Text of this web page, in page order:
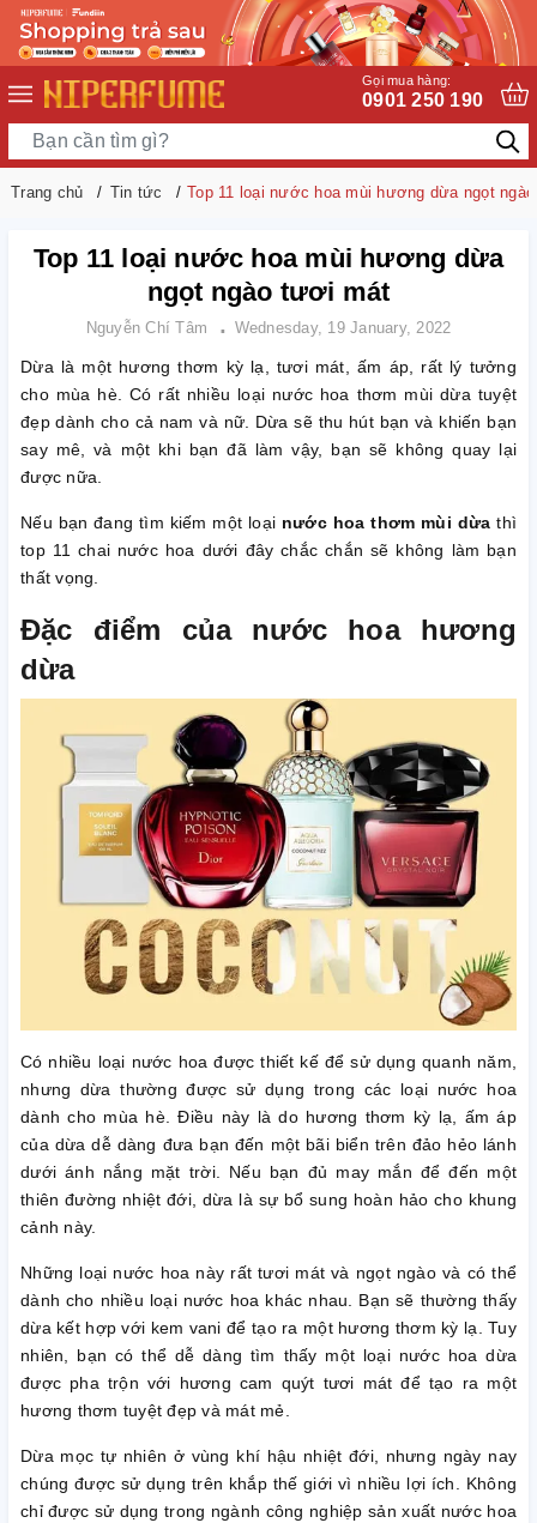
Gọi mua hàng:
0901 250 190
Trang chủ Tin tức Top 11 loại nước hoa mùi hương dừa ngọt
Top 11 loại nước hoa mùi hương dừa
ngọt ngào tươi mát
Nguyễn Chí Tâm Wednesday, 19 January, 2022
Dừa là một hương thơm kỳ lạ, tươi mát, ấm áp, rất lý tưởng
cho mùa hè. Có rất nhiều loại nước hoa thơm mùi dừa tuyệt
đẹp dành cho cả nam và nữ. Dừa sẽ thu hút bạn và khiến bạn
say mê, và một khi bạn đã làm vậy, bạn sẽ không quay lại
được nữa.
Nếu bạn đang tìm kiếm một loại nước hoa thơm mùi dừa thì
top 11 chai nước hoa dưới đây chắc chắn sẽ không làm bạn
thất vọng.
Đặc điểm của nước hoa hương
dừa
Có nhiều loại nước hoa được thiết kế để sử dụng quanh năm,
nhưng dừa thường được sử dụng trong các loại nước hoa
dành cho mùa hè. Điều này là do hương thơm kỳ lạ, ấm áp
của dừa dễ dàng đưa bạn đến một bãi biển trên đảo hẻo lánh
dưới ánh nắng mặt trời. Nếu bạn đủ may mắn để đến một
thiên đường nhiệt đới, dừa là sự bổ sung hoàn hảo cho khung
cảnh này.
Những loại nước hoa này rất tươi mát và ngọt ngào và có thể
dành cho nhiều loại nước hoa khác nhau. Bạn sẽ thường thấy
dừa kết hợp với kem vani để tạo ra một hương thơm kỳ lạ. Tuy
nhiên, bạn có thể dễ dàng tìm thấy một loại nước hoa dừa
được pha trộn với hương cam quýt tươi mát để tạo ra một
hương thơm tuyệt đẹp và mát mẻ.
Dừa mọc tự nhiên ở vùng khí hậu nhiệt đới, nhưng ngày nay
chúng được sử dụng trên khắp thế giới vì nhiều lợi ích. Không
chỉ được sử dụng trong ngành công nghiệp sản xuất nước hoa